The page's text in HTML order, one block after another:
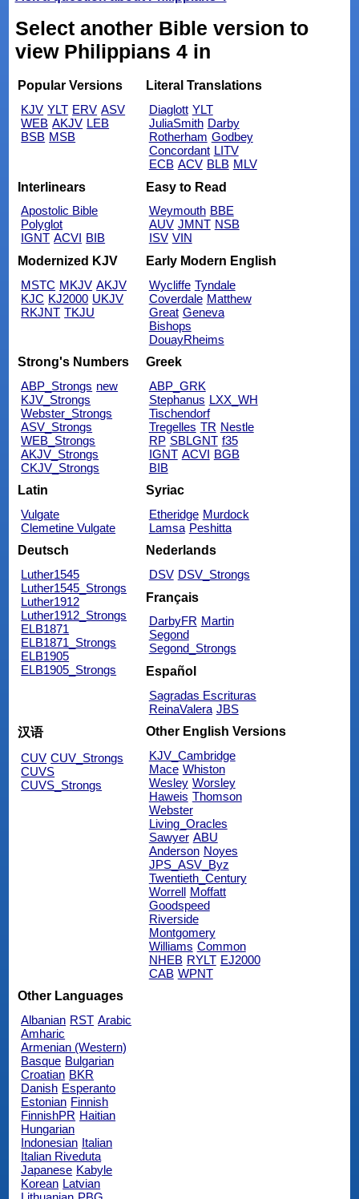
Select another Bible version to
view Philippians 4 in
Popular Versions
KJV YLT ERV ASV
WEB AKJV LEB
BSB MSB
Literal Translations
Diaglott YLT
JuliaSmith Darby
Rotherham Godbey
Concordant LITV
ECB ACV BLB MLV
Interlinears
Apostolic Bible
Polyglot
IGNT ACVI BIB
Easy to Read
Weymouth BBE
AUV JMNT NSB
ISV VIN
Modernized KJV
MSTC MKJV AKJV
KJC KJ2000 UKJV
RKJNT TKJU
Early Modern English
Wycliffe Tyndale
Coverdale Matthew
Great Geneva
Bishops
DouayRheims
Strong's Numbers
ABP_Strongs new
KJV_Strongs
Webster_Strongs
ASV_Strongs
WEB_Strongs
AKJV_Strongs
CKJV_Strongs
Greek
ABP_GRK
Stephanus LXX_WH
Tischendorf
Tregelles TR Nestle
RP SBLGNT f35
IGNT ACVI BGB
BIB
Latin
Vulgate
Clemetine Vulgate
Syriac
Etheridge Murdock
Lamsa Peshitta
Deutsch
Luther1545
Luther1545_Strongs
Luther1912
Luther1912_Strongs
ELB1871
ELB1871_Strongs
ELB1905
ELB1905_Strongs
Nederlands
DSV DSV_Strongs
Français
DarbyFR Martin
Segond
Segond_Strongs
Español
Sagradas Escrituras
ReinaValera JBS
汉语
CUV CUV_Strongs
CUVS
CUVS_Strongs
Other English Versions
KJV_Cambridge
Mace Whiston
Wesley Worsley
Haweis Thomson
Webster
Living_Oracles
Sawyer ABU
Anderson Noyes
JPS_ASV_Byz
Twentieth_Century
Worrell Moffatt
Goodspeed
Riverside
Montgomery
Williams Common
NHEB RYLT EJ2000
CAB WPNT
Other Languages
Albanian RST Arabic
Amharic
Armenian (Western)
Basque Bulgarian
Croatian BKR
Danish Esperanto
Estonian Finnish
FinnishPR Haitian
Hungarian
Indonesian Italian
Italian Riveduta
Japanese Kabyle
Korean Latvian